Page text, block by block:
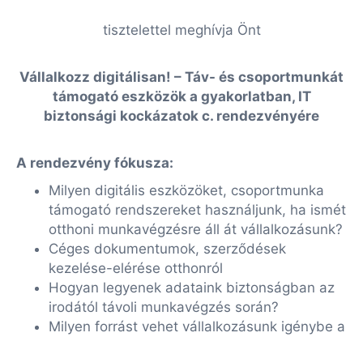
tisztelettel meghívja Önt
Vállalkozz digitálisan! – Táv- és csoportmunkát
támogató eszközök a gyakorlatban, IT
biztonsági kockázatok c. rendezvényére
A rendezvény fókusza:
Milyen digitális eszközöket, csoportmunka
támogató rendszereket használjunk, ha ismét
otthoni munkavégzésre áll át vállalkozásunk?
Céges dokumentumok, szerződések
kezelése-elérése otthonról
Hogyan legyenek adataink biztonságban az
irodától távoli munkavégzés során?
Milyen forrást vehet vállalkozásunk igénybe a